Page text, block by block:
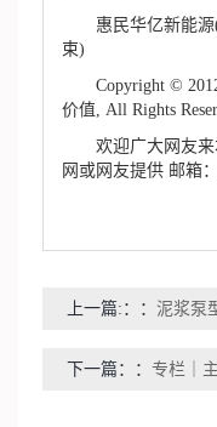
惠民华亿新能源(
束)
Copyright ©
价值, All Rights
欢迎广大网友来
网或网友提供 邮箱
上一篇:： 泥浆泵
下一篇：